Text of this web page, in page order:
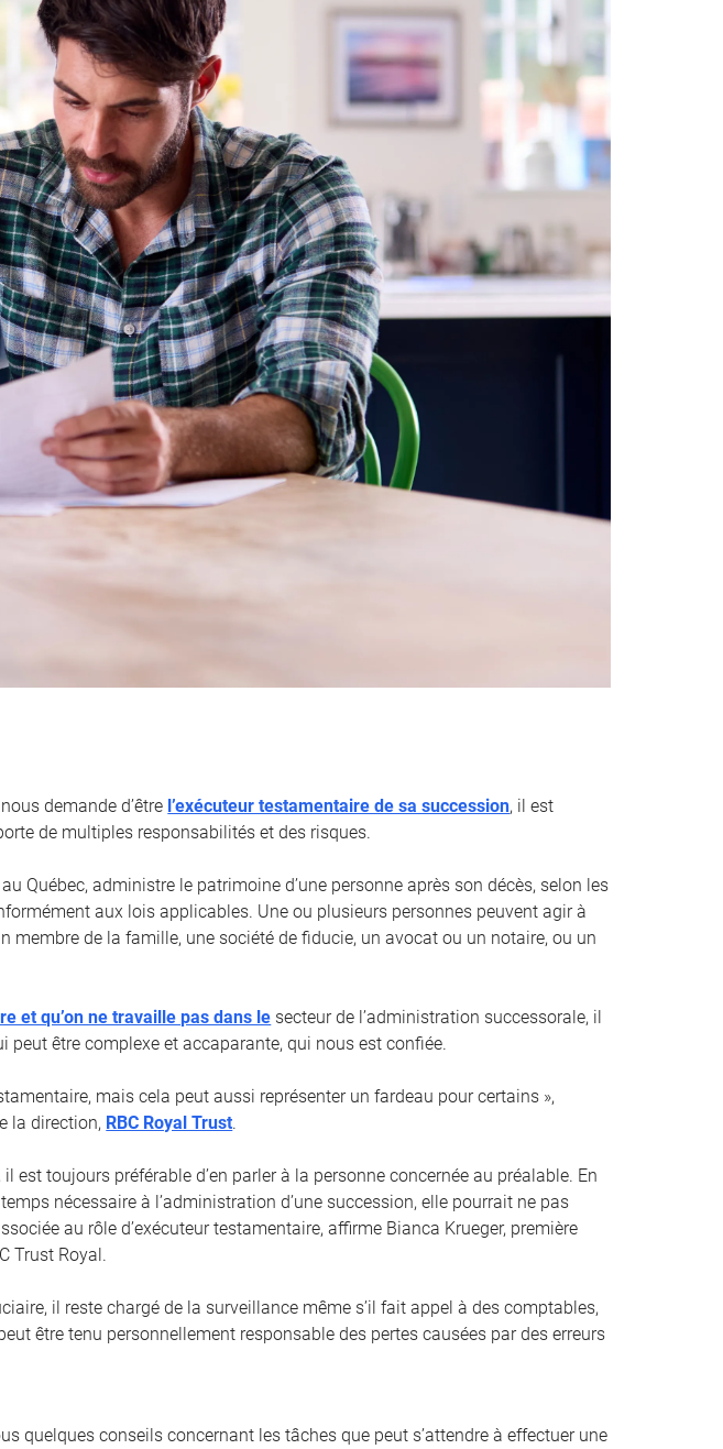
demande d’être l’exécuteur testamentaire de sa succession, il est
de multiples responsabilités et des risques.
Québec, administre le patrimoine d’une personne après son décès, selon les
aux lois applicables. Une ou plusieurs personnes peuvent agir à
membre de la famille, une société de fiducie, un avocat ou un notaire, ou un
et qu’on ne travaille pas dans le secteur de l’administration successorale, il
peut être complexe et accaparante, qui nous est confiée.
mais cela peut aussi représenter un fardeau pour certains »,
la direction, RBC Royal Trust.
est toujours préférable d’en parler à la personne concernée au préalable. En
nécessaire à l’administration d’une succession, elle pourrait ne pas
au rôle d’exécuteur testamentaire, affirme Bianca Krueger, première
Trust Royal.
il reste chargé de la surveillance même s’il fait appel à des comptables,
être tenu personnellement responsable des pertes causées par des erreurs
quelques conseils concernant les tâches que peut s’attendre à effectuer une